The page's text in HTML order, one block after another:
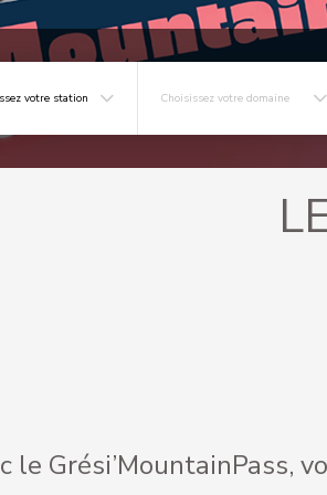
votre station Choisissez votre domaine
le Grési’MountainPass,